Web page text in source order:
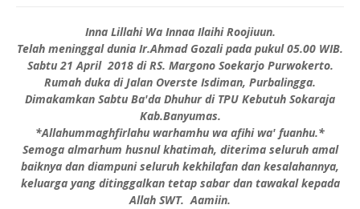
Inna Lillahi Wa Innaa Ilaihi Roojiuun.
Telah meninggal dunia Ir.Ahmad Gozali pada pukul 05.00 WIB.
Sabtu 21 April 2018 di RS. Margono Soekarjo Purwokerto.
Rumah duka di Jalan Overste Isdiman, Purbalingga.
Dimakamkan Sabtu Ba'da Dhuhur di TPU Kebutuh Sokaraja
Kab.Banyumas.
*Allahummaghfirlahu warhamhu wa afihi wa' fuanhu.*
Semoga almarhum husnul khatimah, diterima seluruh amal
baiknya dan diampuni seluruh kekhilafan dan kesalahannya,
keluarga yang ditinggalkan tetap sabar dan tawakal kepada
Allah SWT. Aamiin.